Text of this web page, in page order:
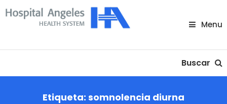
Skip
To
Menu
Buscar
Etiqueta: somnolencia diurna